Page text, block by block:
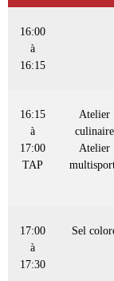
16:00
à
16:15
16:15
à
17:00
TAP
Atelier
culinaire
Atelier
17:00
à
17:30
Sel